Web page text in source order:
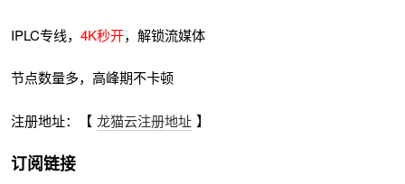
IPLC专线，4K秒开，解锁流媒体
节点数量多，高峰期不卡顿
注册地址：【 龙猫云注册地址 】
订阅链接